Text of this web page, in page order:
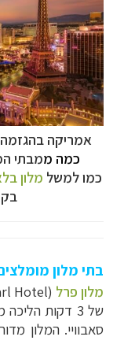
אמריקה
כמה ממבתי
כמו למשל מלון
בתי מלון
מלון פרל (
Hotel
של 3 דקות